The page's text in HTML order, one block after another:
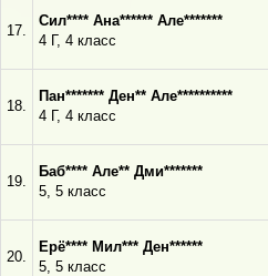
17.
Сил**** Ана****** Але*******
4 Г, 4 класс
18.
Пан******* Ден** Але**********
4 Г, 4 класс
19.
Баб**** Але** Дми*******
5, 5 класс
20.
Ерё**** Мил*** Ден******
5, 5 класс